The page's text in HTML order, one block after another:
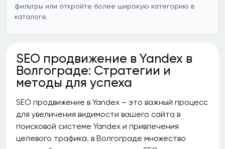
фильтры или откройте более широкую категорию в
каталоге.
SEO продвижение в Yandex в
Волгограде: Стратегии и
методы для успеха
SEO продвижение в Yandex – это важный процесс
для увеличения видимости вашего сайта в
поисковой системе Yandex и привлечения
целевого трафика. в Волгограде множество